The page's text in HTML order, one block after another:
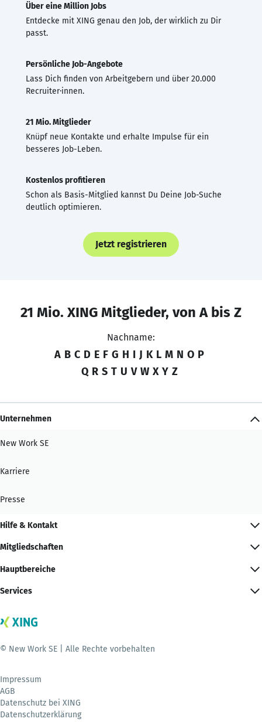
Über eine Million Jobs
Entdecke mit XING genau den Job, der wirklich zu Dir
passt.
Persönliche Job-Angebote
Lass Dich finden von Arbeitgebern und über 20.000
Recruiter·innen.
21 Mio. Mitglieder
Knüpf neue Kontakte und erhalte Impulse für ein
besseres Job-Leben.
Kostenlos profitieren
Schon als Basis-Mitglied kannst Du Deine Job-Suche
deutlich optimieren.
Jetzt registrieren
21 Mio. XING Mitglieder, von A bis Z
Nachname:
A B C D E F G H I J K L M N O P
Q R S T U V W X Y Z
Unternehmen
New Work SE
Karriere
Presse
Hilfe & Kontakt
Mitgliedschaften
Hauptbereiche
Services
© New Work SE | Alle Rechte vorbehalten
Impressum
AGB
Datenschutz bei XING
Datenschutzerklärung